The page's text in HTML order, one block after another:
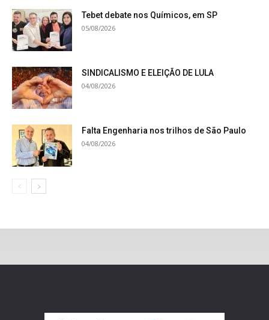
Tebet debate nos Químicos, em SP
05/08/2026
SINDICALISMO E ELEIÇÃO DE LULA
04/08/2026
Falta Engenharia nos trilhos de São Paulo
04/08/2026